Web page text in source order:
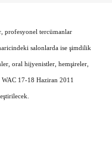
profesyonel tercümanlar
salonlarda ise şimdilik
oral hijyenistler, hemşireler,
17-18 Haziran 2011